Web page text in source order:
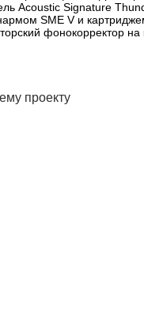
Acoustic Signature
SME V и
фонокорректор на
проекту